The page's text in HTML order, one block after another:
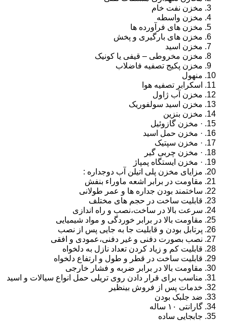
مخزن نفت خام
مخزن واسطه
مخزن های فرآورده ها
مخزن های بارگیری و پخش
مخزن اسید
مخزن مخروطی – قیفی یا کونیک
مخزن پکیج تصفیه فاضلاب
منهول
اسکرابر تصفیه هوا
مخزن آب ژاول
مخزن اسید سولفوریک
مخزن بنزین
· مخزن گازوئیل
· مخزن حمل اسید
· مخزن سپتیک
· مخزن چربی گیر
· مخزن ایستگاه پمپاژ
مزایای مخزن پلی اتیلن آب دوجداره :
مقاومت در برابر اشعه ماوراء بنفش
ساختمند بودن جداره ها و عمر طولانی
قابلیت ساخت در حجم های مختلف
سرعت بالا در ساخت،نصب و راه اندازی
مقاومت بالا در برابر خوردگی و مواد شیمیایی
پرتابل بودن و قابلیت جا به جایی پس از نصب
نصب بصورت دفنی و غیر دفنی،عمودی و افقی
قابلیت کم و زیاد کردن تعداد نازل به دلخواه
قابلیت ساخت در قطر و طول و ارتفاع دلخواه
مقاومت بالا در برابر ضربه و فشار خارجی
مناسب برای قرار دادن روی تریلی حمل انواع سیالات و اسید
خدمات پس از فروش بینظیر
ضد جلبک بودن
گارانتی ۱۰ ساله
جابجایی ساده